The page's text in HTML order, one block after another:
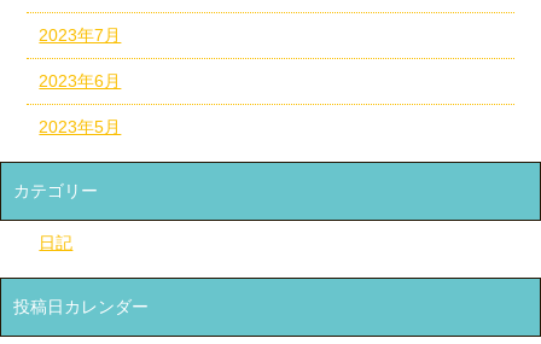
2023年7月
2023年6月
2023年5月
カテゴリー
日記
投稿日カレンダー